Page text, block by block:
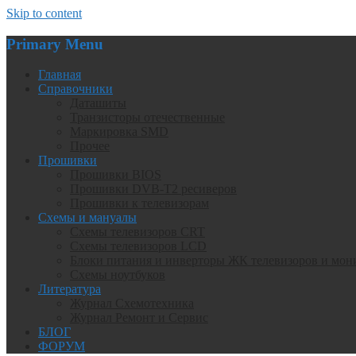
Skip to content
Primary Menu
Главная
Справочники
Прошивки
Схемы и мануалы
Литература
БЛОГ
ФОРУМ